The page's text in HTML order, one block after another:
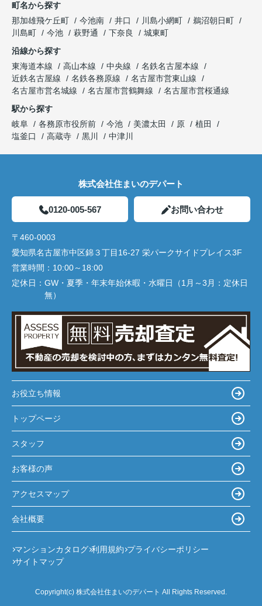
町名から探す
那加雄飛ケ丘町
今池南 井口 川島小網町
鵜沼朝日町
川島町
今池 萩野通 下奈良
城東町
沿線から探す
東海道本線
高山本線 中央線
名鉄名古屋本線
近鉄名古屋線
名鉄各務原線
名古屋市営東山線
名古屋市営名城線
名古屋市営鶴舞線
名古屋市営桜通線
駅から探す
岐阜
各務原市役所前 今池 美濃太田 原
植田
塩釜口
高蔵寺 黒川 中津川
株式会社住まいのデパート
0120-005-567 お問い合わせ
〒460-0003
愛知県名古屋市中区錦３丁目16-27 栄パークサイドプレイス3F
営業時間： 10:00～18:00
定休日： GW・夏季・年末年始休暇・水曜日（1月～3月：定休日
無）
お役立ち情報
トップページ
スタッフ
お客様の声
アクセスマップ
会社概要
マンションカタログ 利用規約 プライバシーポリシー
サイトマップ
Copyright(c) 株式会社住まいのデパート All Rights Reserved.